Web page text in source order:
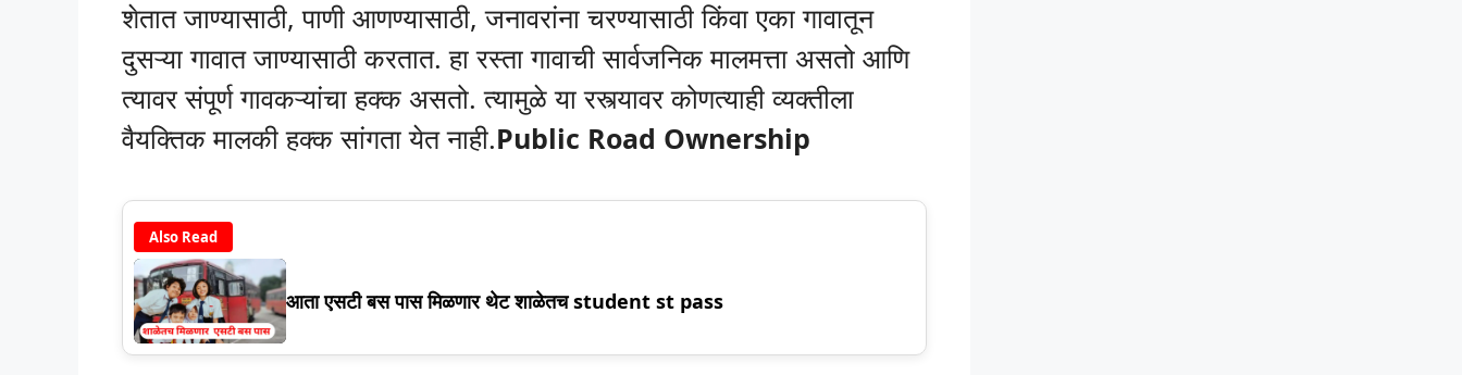
शेतात जाण्यासाठी, पाणी आणण्यासाठी, जनावरांना चरण्यासाठी किंवा एका गावातून
दुसऱ्या गावात जाण्यासाठी करतात. हा रस्ता गावाची सार्वजनिक मालमत्ता असतो आणि
त्यावर संपूर्ण गावकऱ्यांचा हक्क असतो. त्यामुळे या रस्त्यावर कोणत्याही व्यक्तीला
वैयक्तिक मालकी हक्क सांगता येत नाही.Public Road Ownership
Also Read
आता एसटी बस पास मिळणार थेट शाळेतच student st pass